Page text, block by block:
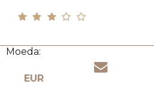
Moeda:
(incl. IVA)